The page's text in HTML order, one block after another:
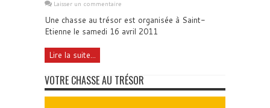
Laisser un commentaire
Une chasse au trésor est organisée à Saint-
Etienne le samedi 16 avril 2011
Lire la suite...
VOTRE CHASSE AU TRÉSOR